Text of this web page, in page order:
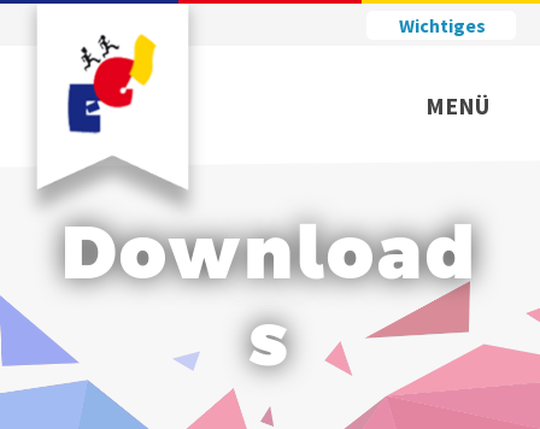
Wichtiges
MENÜ
Download
s